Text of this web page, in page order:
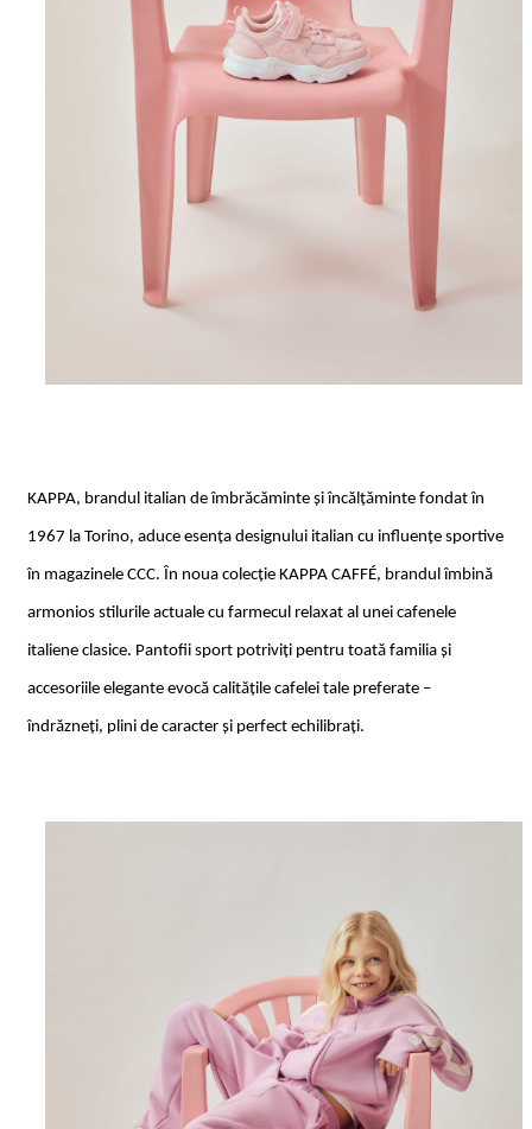
KAPPA, brandul italian de îmbrăcăminte și încălțăminte fondat în
1967 la Torino, aduce esența designului italian cu influențe sportive
în magazinele CCC. În noua colecție KAPPA CAFFÉ, brandul îmbină
armonios stilurile actuale cu farmecul relaxat al unei cafenele
italiene clasice. Pantofii sport potriviți pentru toată familia și
accesoriile elegante evocă calitățile cafelei tale preferate –
îndrăzneți, plini de caracter și perfect echilibrați.